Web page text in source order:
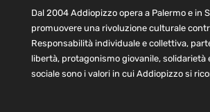
Dal 2004 Addiopizzo opera a Palermo e in
promuovere una rivoluzione culturale
Responsabilità individuale e collettiva,
libertà, protagonismo giovanile, solidarietà
sociale sono i valori in cui Addiopizzo si